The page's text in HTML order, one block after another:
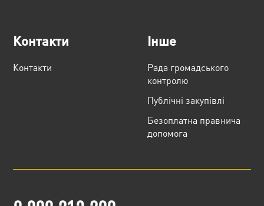
Контакти
Контакти
Інше
Рада громадського
контролю
Публічні закупівлі
Безоплатна правнича
допомога